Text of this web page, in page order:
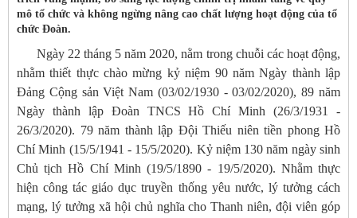
mô tổ chức và không ngừng nâng cao chất lượng hoạt động của tổ
chức Đoàn.
Ngày 22 tháng 5 năm 2020, nằm trong chuỗi các hoạt động,
nhằm thiết thực chào mừng kỷ niệm 90 năm Ngày thành lập
Đảng Cộng sản Việt Nam (03/02/1930 - 03/02/2020), 89 năm
Ngày thành lập Đoàn TNCS Hồ Chí Minh (26/3/1931 -
26/3/2020). 79 năm thành lập Đội Thiếu niên tiền phong Hồ
Chí Minh (15/5/1941 - 15/5/2020). Kỷ niệm 130 năm ngày sinh
Chủ tịch Hồ Chí Minh (19/5/1890 - 19/5/2020). Nhằm thực
hiện công tác giáo dục truyền thống yêu nước, lý tưởng cách
mạng, lý tưởng xã hội chủ nghĩa cho Thanh niên, đội viên góp